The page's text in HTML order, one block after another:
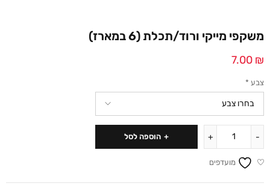
משקפי מייקי ורוד/תכלת (6 במארז)
7.00 ₪
צבע *
הוספה לסל
מועדפים